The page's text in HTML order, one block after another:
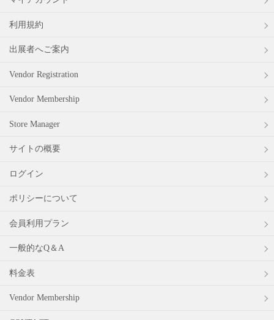
利用規約
出展者へご案内
Vendor Registration
Vendor Membership
Store Manager
サイトの概要
ログイン
ポリシーについて
会員利用プラン
一般的なQ＆A
料金表
Vendor Membership